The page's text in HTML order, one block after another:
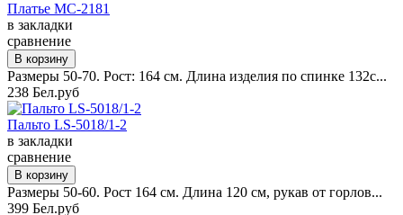
Платье MC-2181
в закладки
сравнение
Размеры 50-70. Рост: 164 см. Длина изделия по спинке 132с...
238 Бел.руб
Пальто LS-5018/1-2
в закладки
сравнение
Размеры 50-60. Рост 164 см. Длина 120 см, рукав от горлов...
399 Бел.руб